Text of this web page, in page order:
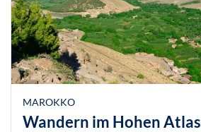
MAROKKO
Wandern im Hohen Atlas